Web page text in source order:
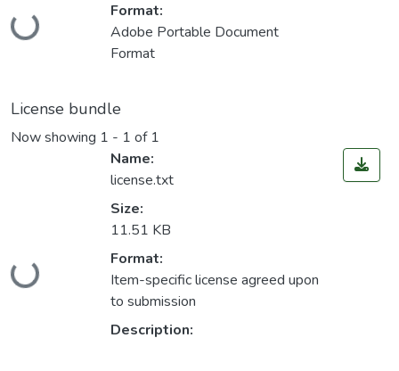
Loading...
Format:
Adobe Portable Document
Format
License bundle
Now showing 1 - 1 of 1
Loading...
Name:
license.txt
Size:
11.51 KB
Format:
Item-specific license agreed upon
to submission
Description: